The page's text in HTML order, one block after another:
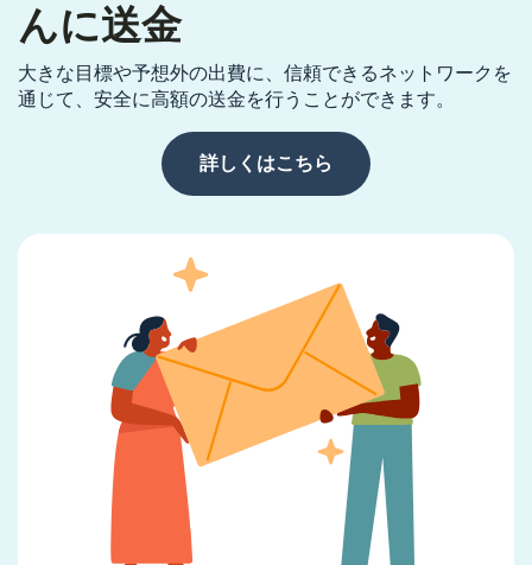
んに送金
大きな目標や予想外の出費に、信頼できるネットワークを
通じて、安全に高額の送金を行うことができます。
詳しくはこちら